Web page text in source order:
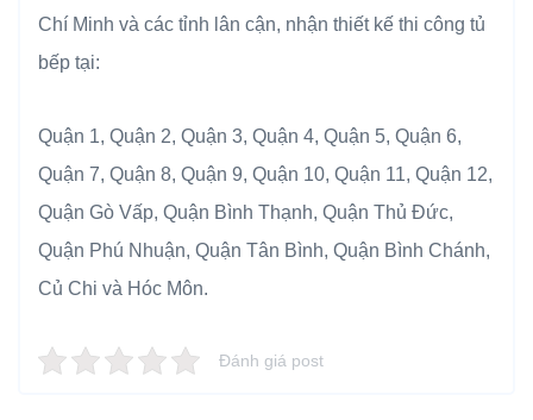
Chí Minh và các tỉnh lân cận, nhận thiết kế thi công tủ
bếp tại:
Quận 1, Quận 2, Quận 3, Quận 4, Quận 5, Quận 6,
Quận 7, Quận 8, Quận 9, Quận 10, Quận 11, Quận 12,
Quận Gò Vấp, Quận Bình Thạnh, Quận Thủ Đức,
Quận Phú Nhuận, Quận Tân Bình, Quận Bình Chánh,
Củ Chi và Hóc Môn.
Đánh giá post